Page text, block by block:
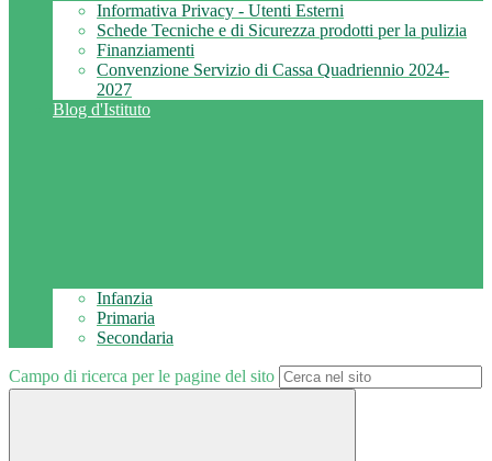
Informativa Privacy - Utenti Esterni
Schede Tecniche e di Sicurezza prodotti per la pulizia
Finanziamenti
Convenzione Servizio di Cassa Quadriennio 2024-
2027
Blog d'Istituto
Infanzia
Primaria
Secondaria
Campo di ricerca per le pagine del sito